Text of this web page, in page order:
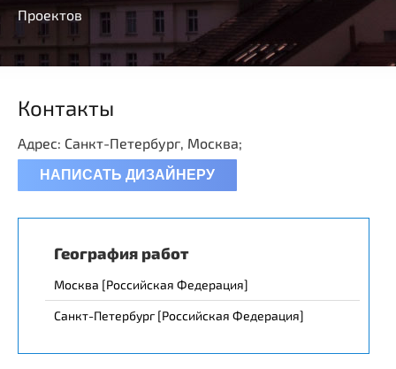
Проектов
Контакты
Адрес: Санкт-Петербург, Москва;
НАПИСАТЬ ДИЗАЙНЕРУ
География работ
Москва [Российская Федерация]
Санкт-Петербург [Российская Федерация]